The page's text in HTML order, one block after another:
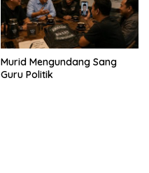
Murid Mengundang Sang
Guru Politik